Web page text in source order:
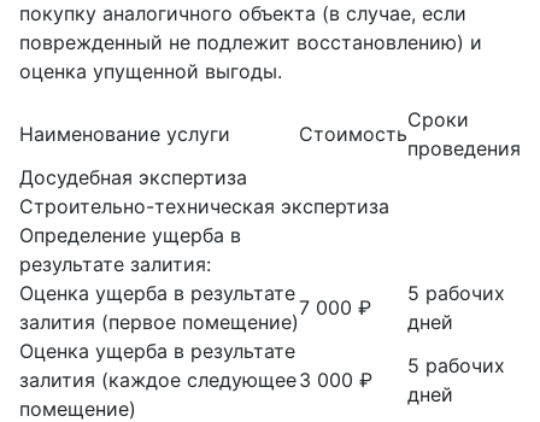
покупку аналогичного объекта (в случае, если
поврежденный не подлежит восстановлению) и
оценка упущенной выгоды.
Наименование услуги Стоимость
Сроки
проведения
Досудебная экспертиза
Строительно-техническая экспертиза
Определение ущерба в
результате залития:
Оценка ущерба в результате
залития (первое помещение)
7 000 ₽
5 рабочих
дней
Оценка ущерба в результате
залития (каждое следующее
помещение)
3 000 ₽
5 рабочих
дней